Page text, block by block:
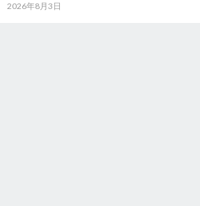
2026年8月3日